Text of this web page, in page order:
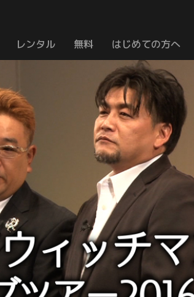
レンタル 無料 はじめての方へ